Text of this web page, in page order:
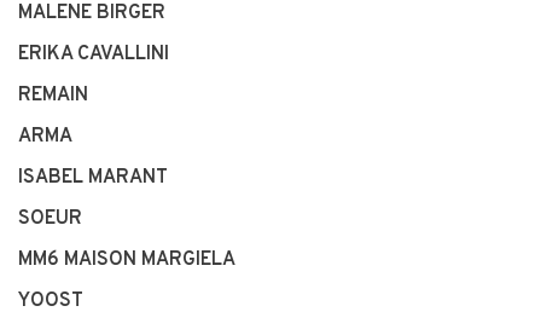
MALENE BIRGER
ERIKA CAVALLINI
REMAIN
ARMA
ISABEL MARANT
SOEUR
MM6 MAISON MARGIELA
YOOST